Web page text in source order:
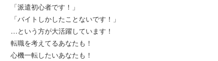
「派遣初心者です！」
「バイトしかしたことないです！」
…という方が大活躍しています！
転職を考えてるあなたも！
心機一転したいあなたも！